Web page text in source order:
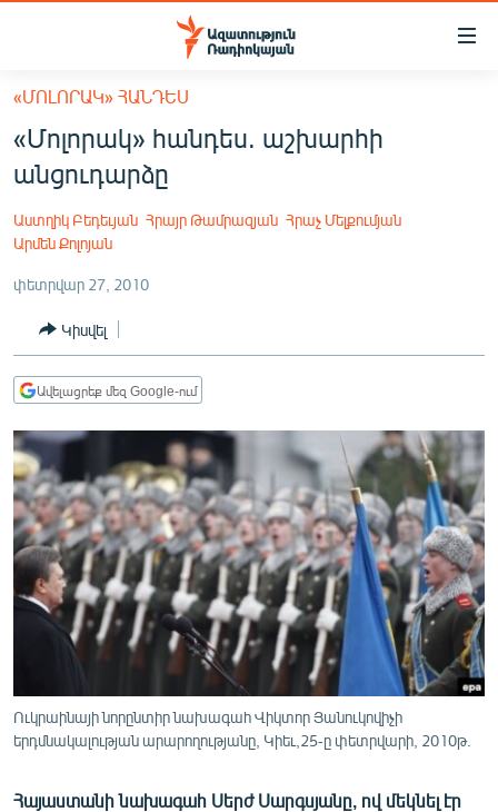
Մատչելիության
հիմնական
բովանդակությանը
Անցնել
հիմնական
մենյուին
Որոնում
ՀԱՅԱՍՏԱՆ
ՔԱՂԱՔԱԿԱՆ
ԸՆՏՐՈՒԹՅՈՒՆՆԵՐ 2026
ԻՐԱՎՈՒՆՔ
ՀԱՍԱՐԱԿՈՒԹՅՈՒՆ
ՏՆՏԵՍՈՒԹՅՈՒՆ
ՂԱՐԱԲԱՂ
ՊԱՏԵՐԱԶՄԻ 6 ՇԱԲԱԹՆԵՐԸ
ՏԱՐԱԾԱՇՐՋԱՆ
ՄԻՋԱԶԳԱՅԻՆ
ՄՇԱԿՈՒՅԹ
ՍՊՈՐՏ
ՄԵԿՆԱԲԱՆՈՒԹՅՈՒՆ
ԿՈՐՈՆԱՎԻՐՈՒՍ
ԱՐԽԻՎ
ՏԵՍԱՆՅՈՒԹԵՐ
«ՄՈԼՈՐԱԿ» ՀԱՆԴԵՍ
«Մոլորակ» հանդես. աշխարհի
անցուդարձը
Աստղիկ Բեդեւյան Հրայր Թամրազյան Հրաչ Մելքումյան
Արմեն Քոլոյան
փետրվար 27, 2010
Կիսվել
Ավելացրեք մեզ Google-ում
Ուկրաինայի նորընտիր նախագահ Վիկտոր Յանուկովիչի
երդմնակալության արարողությանը, Կիեւ,25-ը փետրվարի, 2010թ.
Հայաստանի նախագահ Սերժ Սարգսյանը, ով մեկնել էր